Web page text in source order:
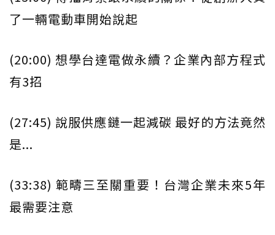
了一輛電動車開始說起
(20:00) 想學台達電做永續？企業內部方程式
有3招
(27:45) 說服供應鏈一起減碳 最好的方法竟然
是...
(33:38) 範疇三至關重要！台灣企業未來5年
最需要注意